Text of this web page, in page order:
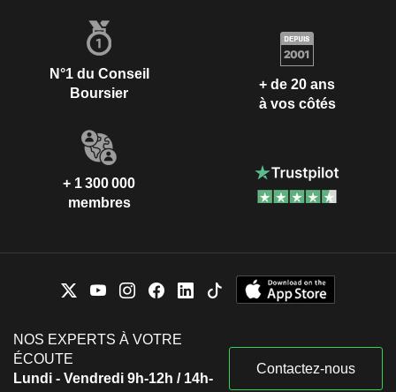
N°1 du Conseil
Boursier
+ de 20 ans
à vos côtés
+ 1 300 000
membres
NOS EXPERTS À VOTRE
ÉCOUTE
Lundi - Vendredi 9h-12h / 14h-
Contactez-nous